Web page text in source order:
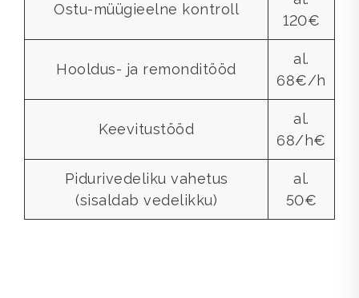
Ostu-müügieelne kontroll
120€
Hooldus- ja remonditööd
al.
68€/h
Keevitustööd
al.
68/h€
Pidurivedeliku vahetus
(sisaldab vedelikku)
al.
50€